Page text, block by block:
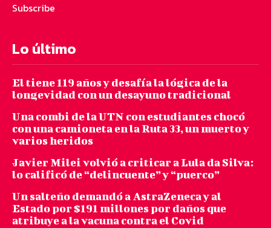
Subscribe
Lo último
El tiene 119 años y desafía la lógica de la
longevidad con un desayuno tradicional
Una combi de la UTN con estudiantes chocó
con una camioneta en la Ruta 33, un muerto y
varios heridos
Javier Milei volvió a criticar a Lula da Silva:
lo calificó de “delincuente” y “puerco”
Un salteño demandó a AstraZeneca y al
Estado por $191 millones por daños que
atribuye a la vacuna contra el Covid